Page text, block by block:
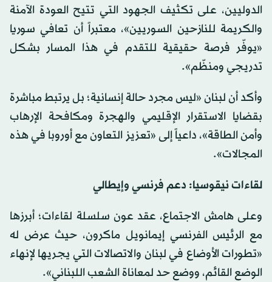
الدوليين، على تكثيف الجهود التي تتيح العودة الآمنة
والكريمة للنازحين السوريين»، معتبراً أن تعافي سوريا
«يوفّر فرصة حقيقية للتقدم في هذا المسار بشكل
تدريجي ومنظّم».
وأكد أن لبنان «ليس مجرد حالة إنسانية؛ بل يرتبط مباشرة
بقضايا الاستقرار الإقليمي والهجرة ومكافحة الإرهاب
وأمن الطاقة»، داعياً إلى «تعزيز التعاون مع أوروبا في هذه
المجالات».
لقاءات نيقوسيا: دعم فرنسي وإيطالي
وعلى هامش الاجتماع، عقد عون سلسلة لقاءات؛ أبرزها
مع الرئيس الفرنسي إيمانويل ماكرون، حيث عرض له
«تطورات الأوضاع في لبنان والاتصالات التي يجريها لإنهاء
الوضع القائم، ووضع حد لمعاناة الشعب اللبناني».